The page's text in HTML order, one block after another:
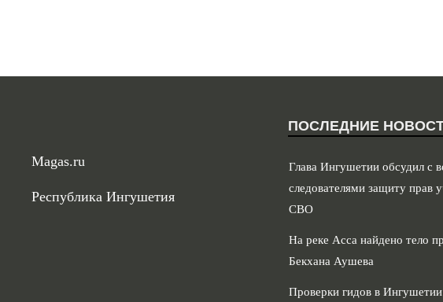
Magas.ru
Республика Ингушетия
ПОСЛЕДНИЕ
Глава Ингушетии обсудил с
следователями защиту прав
СВО
На реке Асса найдено тело
Бекхана Аушева
Проверки гидов в Ингушетии